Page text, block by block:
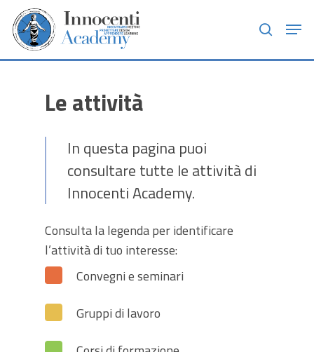
Skip
main
search
Le attività
In questa pagina puoi
consultare tutte le attività di
Innocenti Academy.
Consulta la legenda per identificare
l’attività di tuo interesse:
Convegni e seminari
Gruppi di lavoro